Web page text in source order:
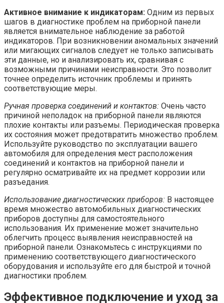
Активное внимание к индикаторам: Одним из первых
шагов в диагностике проблем на приборной панели
является внимательное наблюдение за работой
индикаторов. При возникновении аномальных значений
или мигающих сигналов следует не только записывать
эти данные, но и анализировать их, сравнивая с
возможными причинами неисправности. Это позволит
точнее определить источник проблемы и принять
соответствующие меры.
Ручная проверка соединений и контактов: Очень часто
причиной неполадок на приборной панели являются
плохие контакты или разъемы. Периодическая проверка
их состояния может предотвратить множество проблем.
Используйте руководство по эксплуатации вашего
автомобиля для определения мест расположения
соединений и контактов на приборной панели и
регулярно осматривайте их на предмет коррозии или
разъедания.
Использование диагностических приборов: В настоящее
время множество автомобильных диагностических
приборов доступны для самостоятельного
использования. Их применение может значительно
облегчить процесс выявления неисправностей на
приборной панели. Ознакомьтесь с инструкциями по
применению соответствующего диагностического
оборудования и используйте его для быстрой и точной
диагностики проблем.
Эффективное подключение и уход за